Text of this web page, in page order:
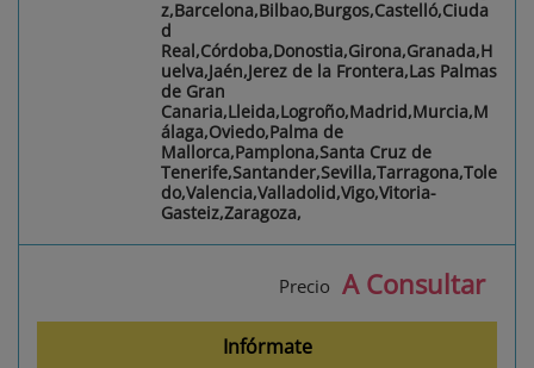
z,Barcelona,Bilbao,Burgos,Castelló,Ciuda
d
Real,Córdoba,Donostia,Girona,Granada,H
uelva,Jaén,Jerez de la Frontera,Las Palmas
de Gran
Canaria,Lleida,Logroño,Madrid,Murcia,M
álaga,Oviedo,Palma de
Mallorca,Pamplona,Santa Cruz de
Tenerife,Santander,Sevilla,Tarragona,Tole
do,Valencia,Valladolid,Vigo,Vitoria-
Gasteiz,Zaragoza,
Precio A Consultar
Infórmate